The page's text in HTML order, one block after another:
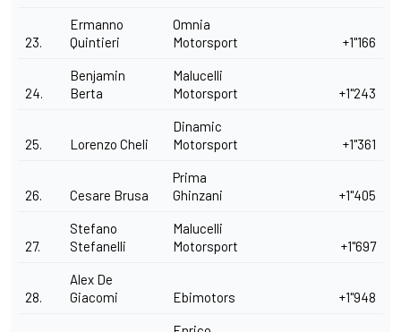
23.
Ermanno
Quintieri
Omnia
Motorsport
+1"166
24.
Benjamin
Berta
Malucelli
Motorsport
+1"243
25. Lorenzo Cheli
Dinamic
Motorsport
+1"361
26. Cesare Brusa
Prima
Ghinzani
+1"405
27.
Stefano
Stefanelli
Malucelli
Motorsport
+1"697
28.
Alex De
Giacomi
Ebimotors +1"948